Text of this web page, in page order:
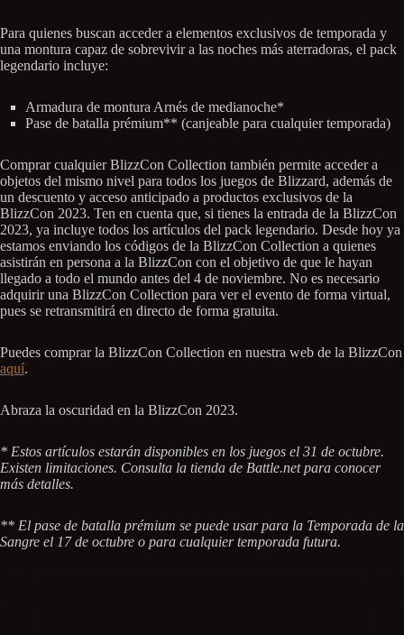
Para quienes buscan acceder a elementos exclusivos de temporada y
una montura capaz de sobrevivir a las noches más aterradoras, el pack
legendario incluye:
Armadura de montura Arnés de medianoche*
Pase de batalla prémium** (canjeable para cualquier temporada)
Comprar cualquier BlizzCon Collection también permite acceder a
objetos del mismo nivel para todos los juegos de Blizzard, además de
un descuento y acceso anticipado a productos exclusivos de la
BlizzCon 2023. Ten en cuenta que, si tienes la entrada de la BlizzCon
2023, ya incluye todos los artículos del pack legendario. Desde hoy ya
estamos enviando los códigos de la BlizzCon Collection a quienes
asistirán en persona a la BlizzCon con el objetivo de que le hayan
llegado a todo el mundo antes del 4 de noviembre. No es necesario
adquirir una BlizzCon Collection para ver el evento de forma virtual,
pues se retransmitirá en directo de forma gratuita.
Puedes comprar la BlizzCon Collection en nuestra web de la BlizzCon
aquí.
Abraza la oscuridad en la BlizzCon 2023.
* Estos artículos estarán disponibles en los juegos el 31 de octubre.
Existen limitaciones. Consulta la tienda de Battle.net para conocer
más detalles.
** El pase de batalla prémium se puede usar para la Temporada de la
Sangre el 17 de octubre o para cualquier temporada futura.